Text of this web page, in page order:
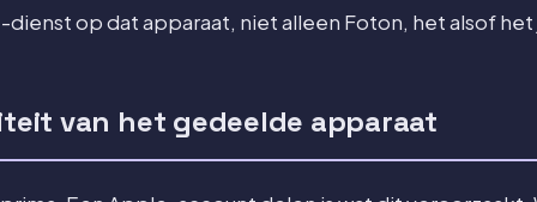
op dat apparaat, niet alleen Foton, het alsof
van het gedeelde apparaat